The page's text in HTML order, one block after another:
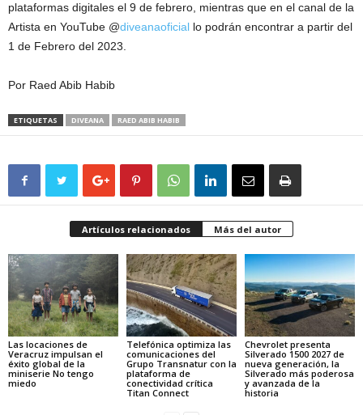
plataformas digitales el 9 de febrero, mientras que en el canal de la
Artista en YouTube @diveanaoficial lo podrán encontrar a partir del
1 de Febrero del 2023.
Por Raed Abib Habib
ETIQUETAS DIVEANA RAED ABIB HABIB
Artículos relacionados Más del autor
Las locaciones de
Veracruz impulsan el
éxito global de la
miniserie No tengo
miedo
Telefónica optimiza las
comunicaciones del
Grupo Transnatur con la
plataforma de
conectividad crítica
Titan Connect
Chevrolet presenta
Silverado 1500 2027 de
nueva generación, la
Silverado más poderosa
y avanzada de la
historia